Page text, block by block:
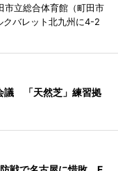
市立総合体育館（町田市
クバレット北九州に4-2
議 「天然芝」練習拠